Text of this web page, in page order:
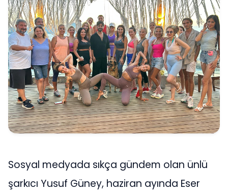
Sosyal medyada sıkça gündem olan ünlü
şarkıcı Yusuf Güney, haziran ayında Eser